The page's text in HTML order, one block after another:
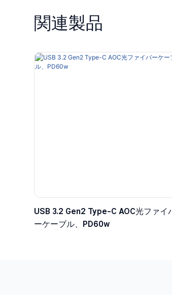
関連製品
USB 3.2 Gen2 Type-C AOC光ファイ
ーケーブル、PD60w